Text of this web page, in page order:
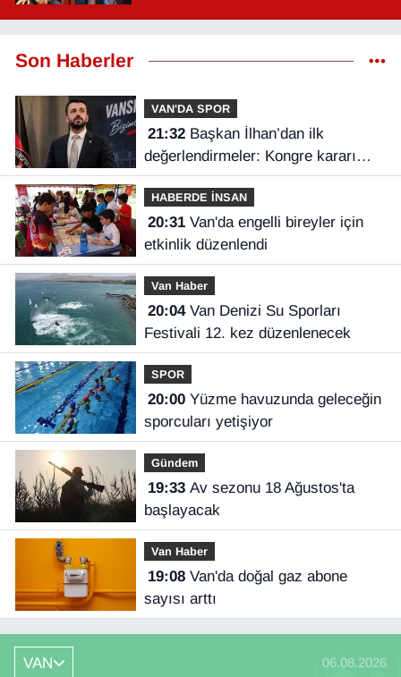
Son Haberler
VAN'DA SPOR
21:32Başkan İlhan’dan ilk
değerlendirmeler: Kongre kararı
Vanspor’u uçuruma sürükleyebilirdi!
HABERDE İNSAN
20:31Van'da engelli bireyler için
etkinlik düzenlendi
Van Haber
20:04Van Denizi Su Sporları
Festivali 12. kez düzenlenecek
SPOR
20:00Yüzme havuzunda geleceğin
sporcuları yetişiyor
Gündem
19:33Av sezonu 18 Ağustos'ta
başlayacak
Van Haber
19:08Van'da doğal gaz abone
sayısı arttı
VAN 06.08.2026